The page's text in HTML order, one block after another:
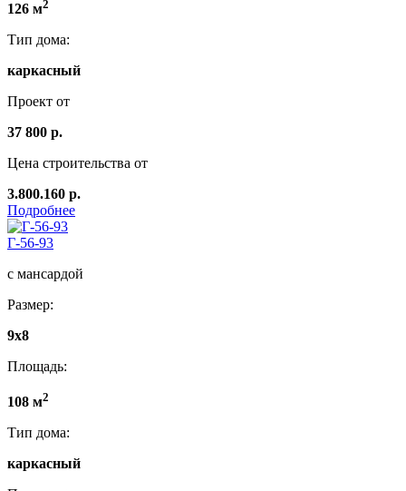
126 м2
Тип дома:
каркасный
Проект от
37 800 р.
Цена строительства от
3.800.160 р.
Подробнее
Г-56-93
с мансардой
Размер:
9x8
Площадь:
108 м2
Тип дома:
каркасный